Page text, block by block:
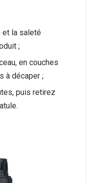
et la saleté
;
en couches
à décaper ;
puis retirez